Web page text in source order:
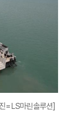
=LS마린솔루션]